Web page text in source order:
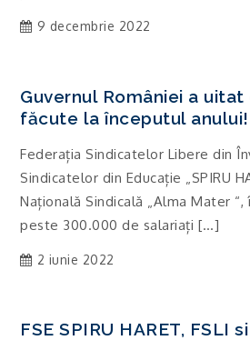
9 decembrie 2022
Guvernul României a
făcute la începutul anului!
Federația Sindicatelor Libere din
Sindicatelor din Educație „SPIRU
Națională Sindicală „Alma Mater
peste 300.000 de salariați […]
2 iunie 2022
FSE SPIRU HARET, FSLI